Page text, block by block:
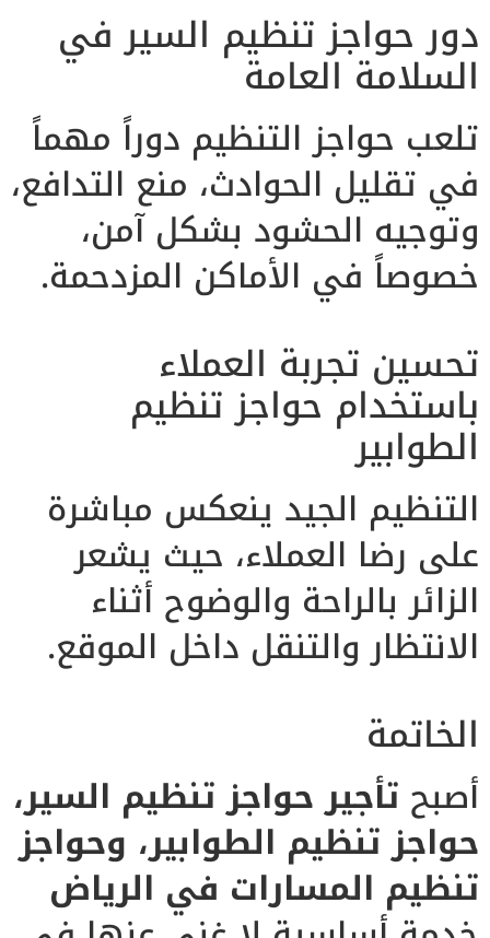
دور حواجز تنظيم السير في
السلامة العامة
تلعب حواجز التنظيم دوراً مهماً
في تقليل الحوادث، منع التدافع،
وتوجيه الحشود بشكل آمن،
خصوصاً في الأماكن المزدحمة.
تحسين تجربة العملاء
باستخدام حواجز تنظيم
الطوابير
التنظيم الجيد ينعكس مباشرة
على رضا العملاء، حيث يشعر
الزائر بالراحة والوضوح أثناء
الانتظار والتنقل داخل الموقع.
الخاتمة
أصبح تأجير حواجز تنظيم السير،
حواجز تنظيم الطوابير، وحواجز
تنظيم المسارات في الرياض